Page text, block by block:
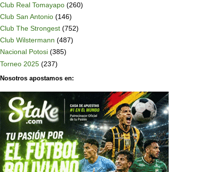
Club Real Tomayapo (260)
Club San Antonio (146)
Club The Strongest (752)
Club Wilstermann (487)
Nacional Potosi (385)
Torneo 2025 (237)
Nosotros apostamos en: